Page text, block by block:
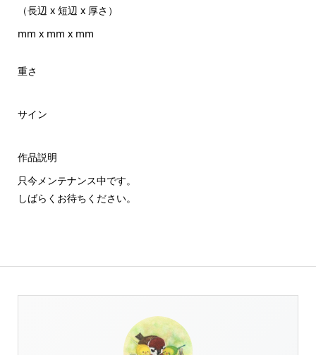
（長辺 x 短辺 x 厚さ）
mm x mm x mm
重さ
サイン
作品説明
只今メンテナンス中です。
しばらくお待ちください。